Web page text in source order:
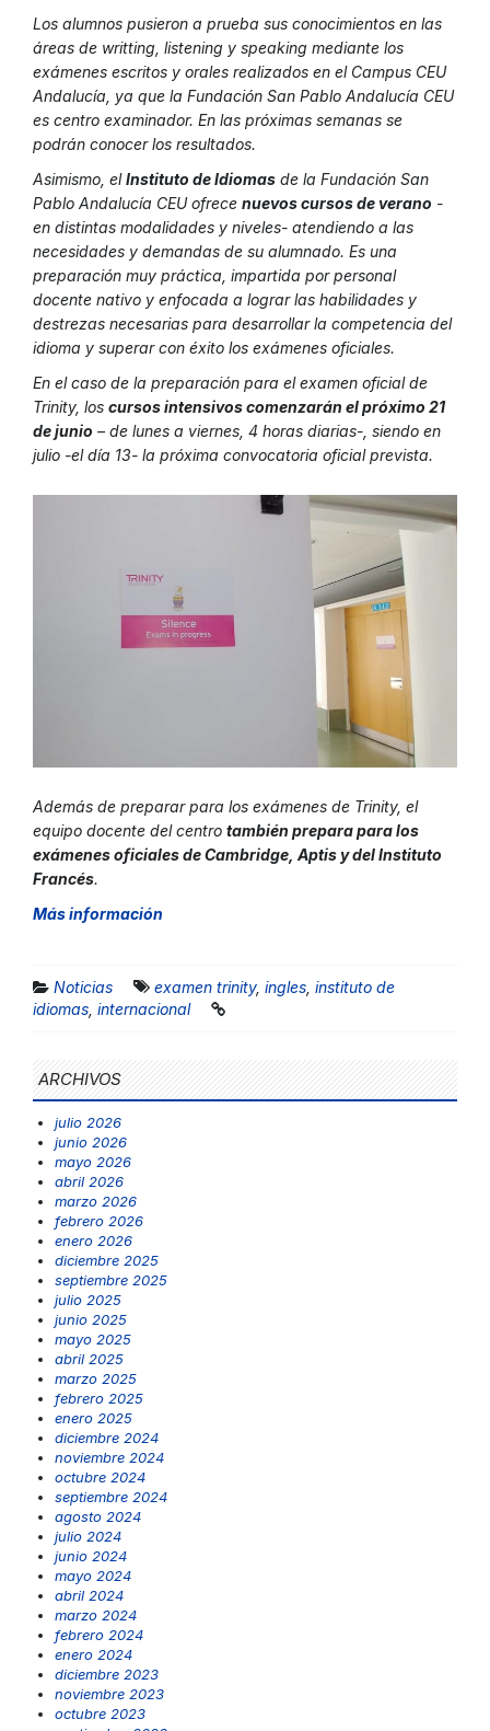
Los alumnos pusieron a prueba sus conocimientos en las
áreas de writting, listening y speaking mediante los
exámenes escritos y orales realizados en el Campus CEU
Andalucía, ya que la Fundación San Pablo Andalucía CEU
es centro examinador. En las próximas semanas se
podrán conocer los resultados.
Asimismo, elInstituto de Idiomas de la Fundación San
Pablo Andalucía CEU ofrece nuevos cursos de verano -
en distintas modalidades y niveles- atendiendo a las
necesidades y demandas de su alumnado. Es una
preparación muy práctica, impartida por personal
docente nativo y enfocada a lograr las habilidades y
destrezas necesarias para desarrollar la competencia del
idioma y superar con éxito los exámenes oficiales.
En el caso de la preparación para el examen oficial de
Trinity, los cursos intensivos comenzarán el próximo 21
de junio – de lunes a viernes, 4 horas diarias-, siendo en
julio -el día 13- la próxima convocatoria oficial prevista.
Además de preparar para los exámenes de Trinity, el
equipo docente del centro también prepara para los
exámenes oficiales de Cambridge, Aptis y del Instituto
Francés.
Más información
Noticias examen trinity, ingles instituto de
idiomas internacional
ARCHIVOS
julio 2026
junio 2026
mayo 2026
abril 2026
marzo 2026
febrero 2026
enero 2026
diciembre 2025
septiembre 2025
julio 2025
junio 2025
mayo 2025
abril 2025
marzo 2025
febrero 2025
enero 2025
diciembre 2024
noviembre 2024
octubre 2024
septiembre 2024
agosto 2024
julio 2024
junio 2024
mayo 2024
abril 2024
marzo 2024
febrero 2024
enero 2024
diciembre 2023
noviembre 2023
octubre 2023